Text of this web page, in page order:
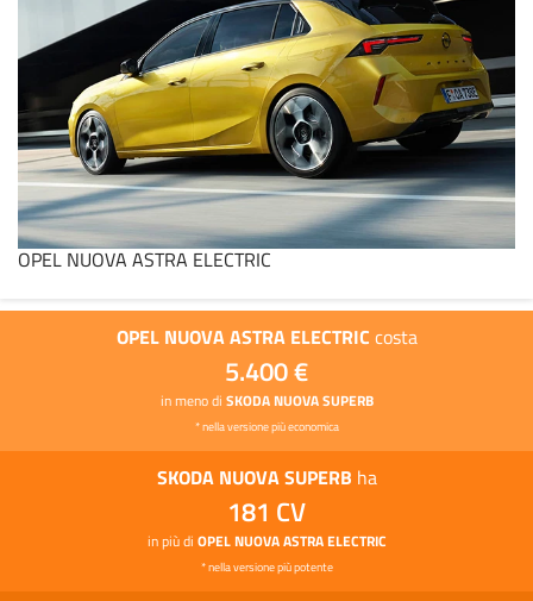
OPEL NUOVA ASTRA ELECTRIC
OPEL NUOVA ASTRA ELECTRIC costa
5.400 €
in meno di SKODA NUOVA SUPERB
* nella versione più economica
SKODA NUOVA SUPERB ha
181 CV
in più di OPEL NUOVA ASTRA ELECTRIC
* nella versione più potente